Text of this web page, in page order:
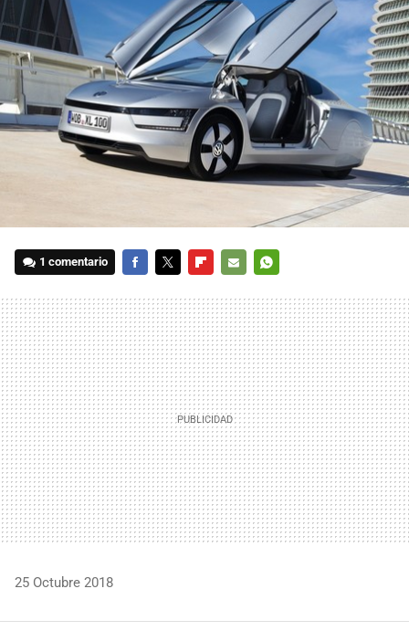
1 comentario
MAIL
25 Octubre 2018